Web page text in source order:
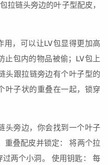
拉链头旁边的叶子型配皮，
用，可以让LV包显得更加高
止包内的物品被偷；LV包上
头跟拉链旁边有个叶子型的
叶子状的重叠在一起，锁穿
头旁边，你会找到一个叶子
重叠配皮并锁定： 将两个拉
两个小洞。 使用钥匙： 每